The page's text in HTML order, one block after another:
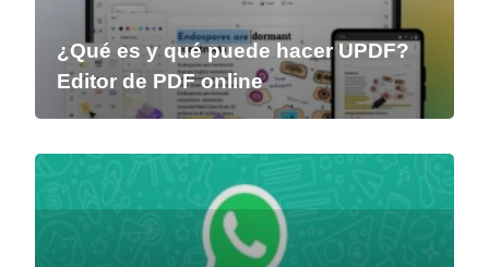
¿Qué es y qué puede hacer UPDF?
Editor de PDF online